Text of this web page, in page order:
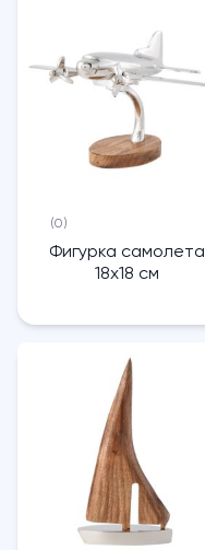
(0)
Фигурка самолета
18х18 см